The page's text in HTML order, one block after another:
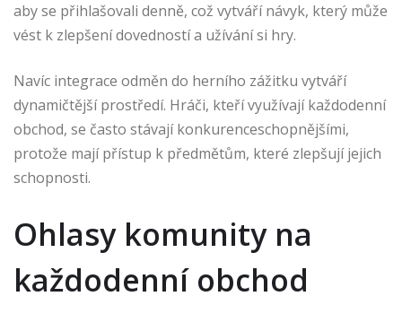
aby se přihlašovali denně, což vytváří návyk, který může
vést k zlepšení dovedností a užívání si hry.
Navíc integrace odměn do herního zážitku vytváří
dynamičtější prostředí. Hráči, kteří využívají každodenní
obchod, se často stávají konkurenceschopnějšími,
protože mají přístup k předmětům, které zlepšují jejich
schopnosti.
Ohlasy komunity na
každodenní obchod